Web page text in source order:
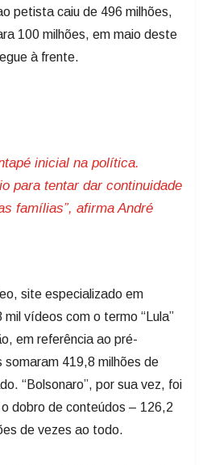
petista caiu de 496 milhões,
100 milhões, em maio deste
à frente.
inicial na política.
para tentar dar continuidade
famílias”, afirma André
site especializado em
vídeos com o termo “Lula”
em referência ao pré-
419,8 milhões de
“Bolsonaro”, por sua vez, foi
dobro de conteúdos – 126,2
de vezes ao todo.